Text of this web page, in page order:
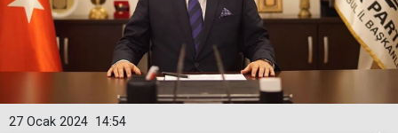
14:54
27 Ocak 2024